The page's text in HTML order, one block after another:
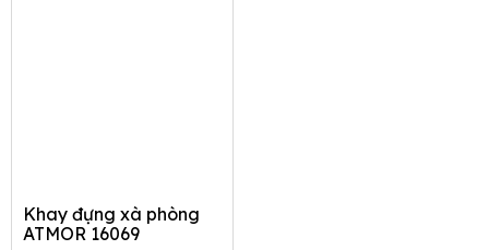
Khay đựng xà phòng
ATMOR 16069